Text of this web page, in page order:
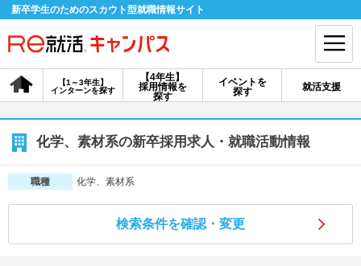
新卒学生のためのスカウト型就職情報サイト
【4年生】
採用情報を
探す
【1～3年生】
インターンを探す
イベントを
探す
就活支援
会員登録 ログイン
会員ID・パスワードを忘れた方はこちら
探す
【4年生】
【1～3年生】
化学、素材系の新卒採用求人・就職活動情報
職種 化学、素材系
検索条件を確認・変更